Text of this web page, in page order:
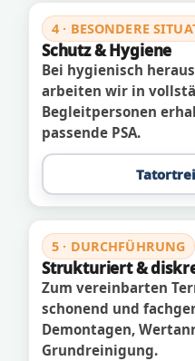
4 · BESONDERE
Schutz & Hygiene
Bei hygienisch
arbeiten wir in
Begleitpersonen
passende PSA.
5 · DURCHFÜHRUNG
Strukturiert &
Zum vereinbarten
schonend und
Demontagen,
Grundreinigung.